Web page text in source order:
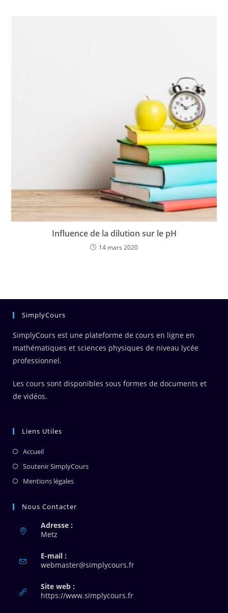
Influence de la dilution sur le pH
14 mars 2020
SimplyCours
SimplyCours est une plateforme de cours en ligne en
mathématiques et sciences physiques de niveau lycée
professionnel.
Les cours sont disponibles sous formes de documents et
de vidéos.
Liens Utiles
Accueil
Soutenir SimplyCours
Mentions légales
Nous Contacter
Adresse :
Metz
E-mail :
webmaster@simplycours.frS’ouvre
Site web :
https://www.simplycours.fr